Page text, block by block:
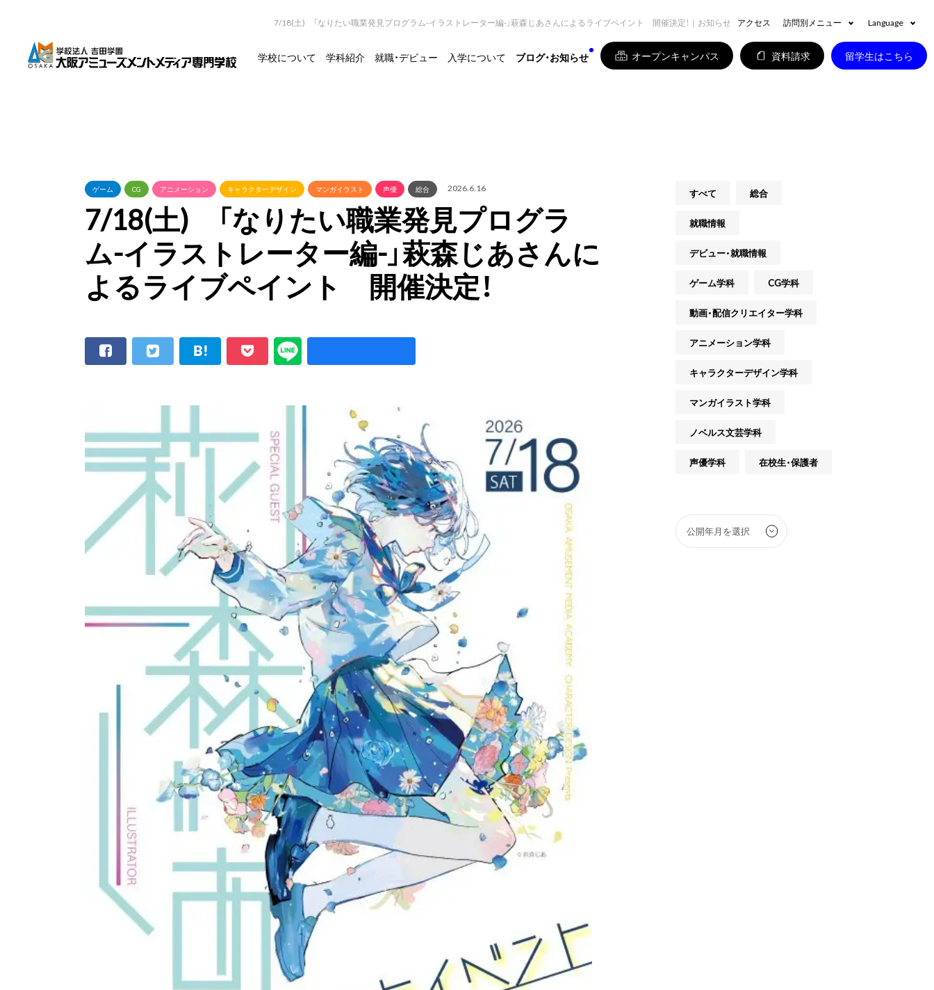
アクセス 訪問別メニュー Language
学校について 学科紹介 就職・デビュー 入学について ブログ・お知らせ オープンキャンパス 資料請求 留学生はこちら
7/18(土) 「なりたい職業発見プログラム-イラストレーター編-」萩森じあさんによるライブペイント 開催決定！｜お知らせ
ゲーム CG アニメーション キャラクターデザイン マンガイラスト 声優 総合 2026.6.16
7/18(土) 「なりたい職業発見プログラ
ム-イラストレーター編-」萩森じあさんに
よるライブペイント 開催決定！
すべて 総合
就職情報
デビュー・就職情報
ゲーム学科 CG学科
動画・配信クリエイター学科
アニメーション学科
キャラクターデザイン学科
マンガイラスト学科
ノベルス文芸学科
声優学科 在校生・保護者